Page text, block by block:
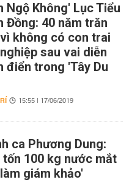
Ngộ Không' Lục Tiểu
Đồng: 40 năm trăn
không có con trai
sau vai diễn
điển trong 'Tây Du
15:55 | 17/06/2019
ca Phương Dung:
tốn 100 kg nước mắt
giám khảo'